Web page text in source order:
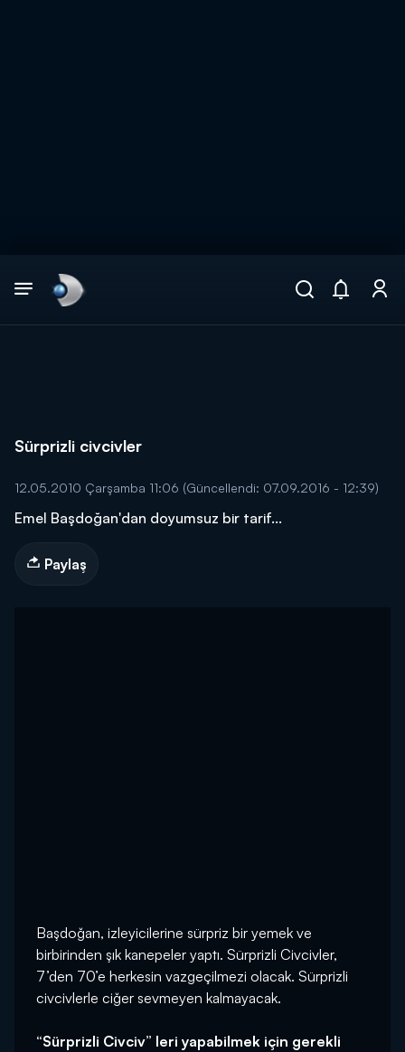
Sürprizli civcivler
12.05.2010 Çarşamba 11:06 (Güncellendi: 07.09.2016 - 12:39)
Emel Başdoğan'dan doyumsuz bir tarif...
Paylaş
Başdoğan, izleyicilerine sürpriz bir yemek ve
birbirinden şık kanepeler yaptı. Sürprizli Civcivler,
7’den 70’e herkesin vazgeçilmezi olacak. Sürprizli
civcivlerle ciğer sevmeyen kalmayacak.
“Sürprizli Civciv” leri yapabilmek için gerekli